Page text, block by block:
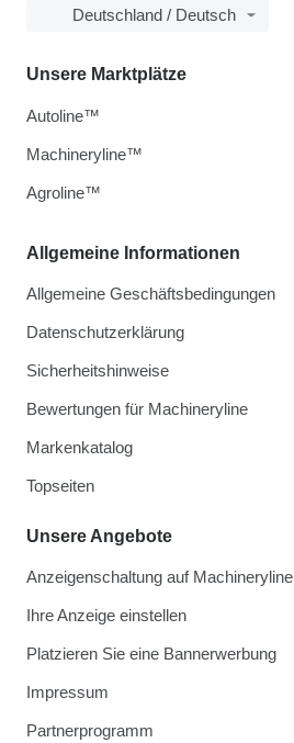
Deutschland / Deutsch
Allgemeine Informationen
Allgemeine Geschäftsbedingungen
Datenschutzerklärung
Sicherheitshinweise
Bewertungen für Machineryline
Markenkatalog
Topseiten
Unsere Angebote
Anzeigenschaltung auf Machineryline
Ihre Anzeige einstellen
Platzieren Sie eine Bannerwerbung
Impressum
Partnerprogramm
Unsere Marktplätze
Autoline™
Machineryline™
Agroline™